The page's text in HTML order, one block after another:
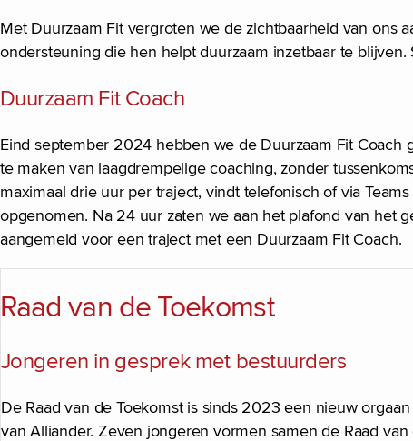
Met Duurzaam Fit vergroten we de zichtbaarheid van ons
ondersteuning die hen helpt duurzaam inzetbaar te
Duurzaam Fit Coach
Eind september 2024 hebben we de Duurzaam Fit
te maken van laagdrempelige coaching, zonder
maximaal drie uur per traject, vindt telefonisch of via
opgenomen. Na 24 uur zaten we aan het plafond van het
aangemeld voor een traject met een Duurzaam Fit Coach.
Raad van de Toekomst
Jongeren in gesprek met bestuurders
De Raad van de Toekomst is sinds 2023 een nieuw
van Alliander. Zeven jongeren vormen samen de Raad